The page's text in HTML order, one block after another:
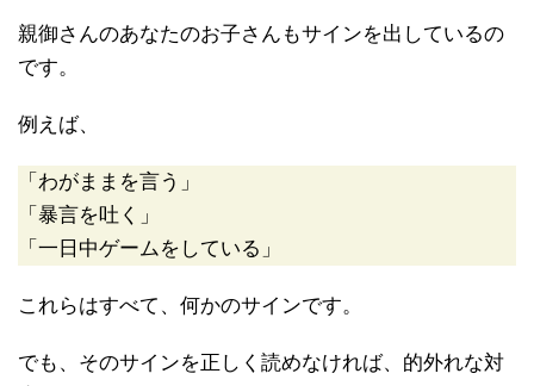
親御さんのあなたのお子さんもサインを出しているの
です。
例えば、
「わがままを言う」
「暴言を吐く」
「一日中ゲームをしている」
これらはすべて、何かのサインです。
でも、そのサインを正しく読めなければ、的外れな対